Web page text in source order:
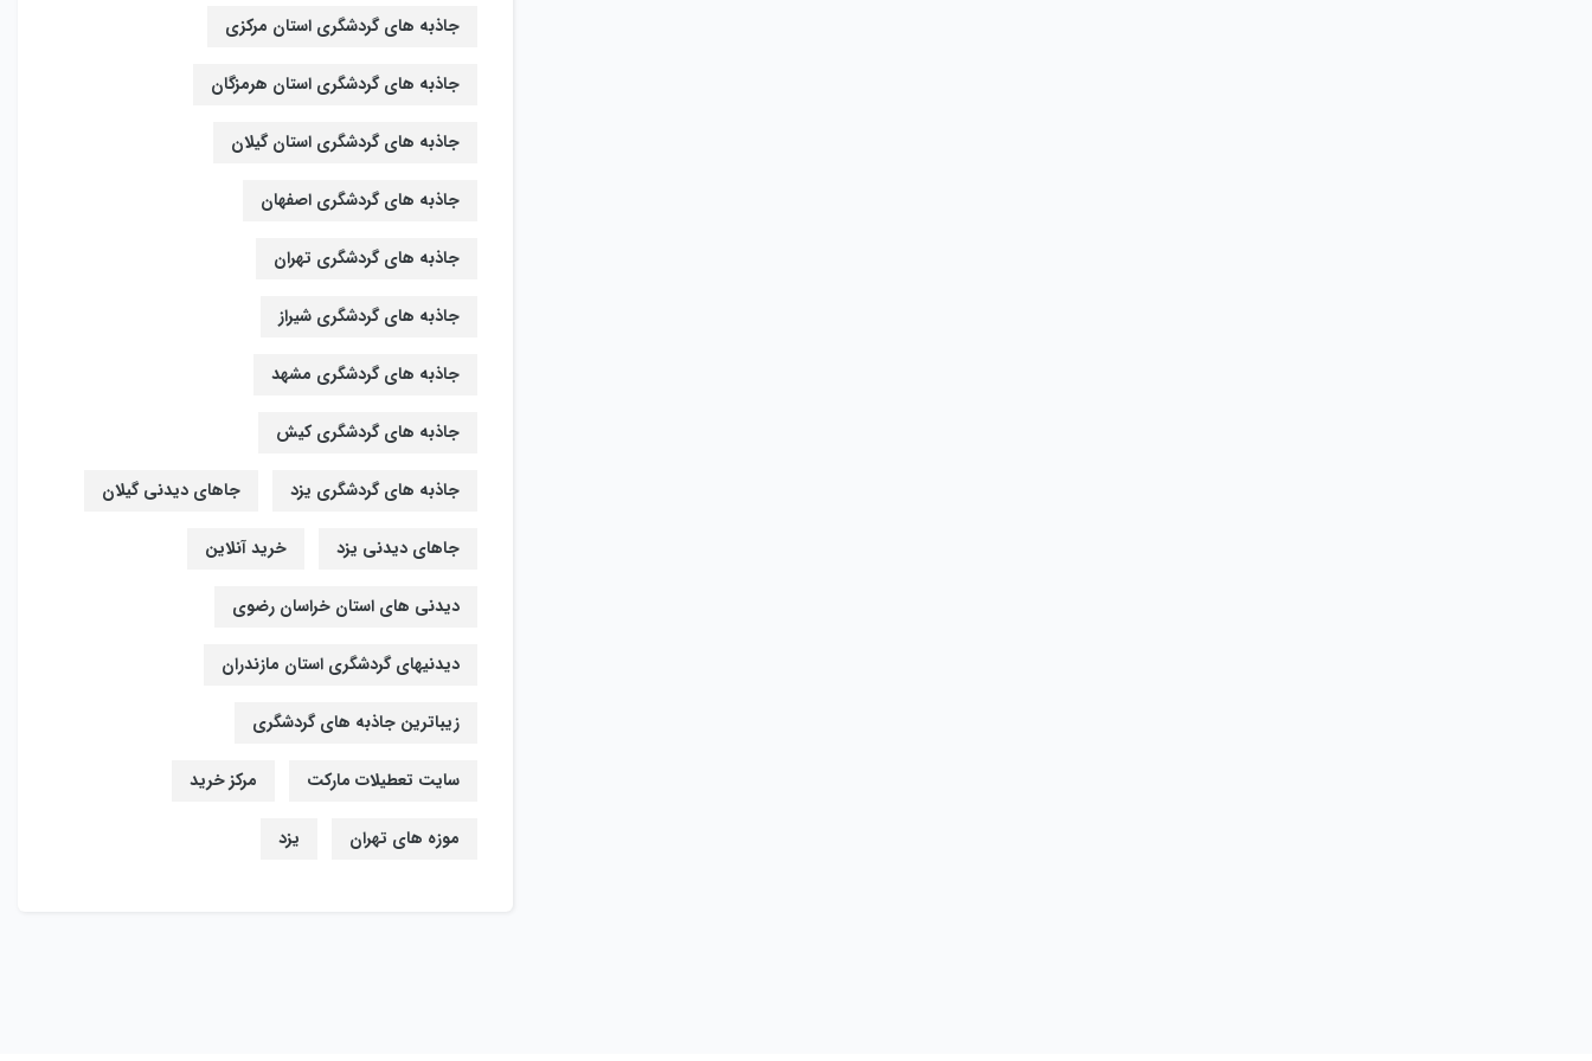
جاذبه های گردشگری استان مرکزی
جاذبه های گردشگری استان هرمزگان
جاذبه های گردشگری استان گیلان
جاذبه های گردشگری اصفهان
جاذبه های گردشگری تهران
جاذبه های گردشگری شیراز
جاذبه های گردشگری مشهد
جاذبه های گردشگری کیش
جاذبه های گردشگری یزد جاهای دیدنی گیلان
جاهای دیدنی یزد خرید آنلاین
دیدنی های استان خراسان رضوی
دیدنیهای گردشگری استان مازندران
زیباترین جاذبه های گردشگری
سایت تعطیلات مارکت مرکز خرید
موزه های تهران یزد